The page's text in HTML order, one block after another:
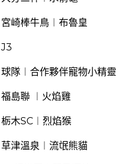
宮崎棒牛鳥︱布魯皇
J3
球隊︱合作夥伴寵物小精靈
福島聯 ︱火焰雞
栃木SC︱烈焰猴
草津溫泉︱流氓熊貓